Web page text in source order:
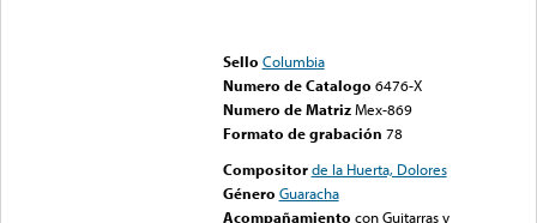
Sello Columbia
Numero de Catalogo 6476-X
Numero de Matriz Mex-869
Formato de grabación 78
Compositor de la Huerta, Dolores
Género Guaracha
Acompañamiento con Guitarras y